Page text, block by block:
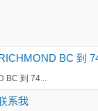
BC 到
到 74...
系我